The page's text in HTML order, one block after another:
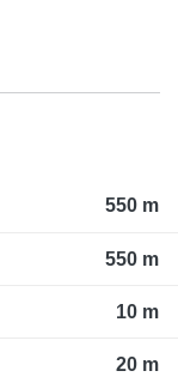
550 m
550 m
10 m
20 m